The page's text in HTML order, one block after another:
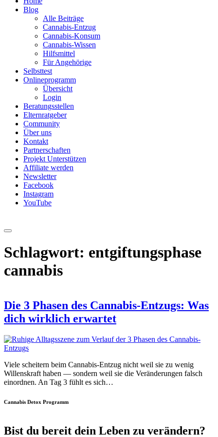
Blog
Alle Beiträge
Cannabis-Entzug
Cannabis-Konsum
Cannabis-Wissen
Hilfsmittel
Für Angehörige
Selbsttest
Onlineprogramm
Übersicht
Login
Beratungsstellen
Elternratgeber
Community
Über uns
Kontakt
Partnerschaften
Projekt Unterstützen
Affiliate werden
Newsletter
Facebook
Instagram
YouTube
Schlagwort: entgiftungsphase
cannabis
Die 3 Phasen des Cannabis-Entzugs: Was
dich wirklich erwartet
Viele scheitern beim Cannabis-Entzug nicht weil sie zu wenig
Willenskraft haben — sondern weil sie die Veränderungen falsch
einordnen. An Tag 3 fühlt es sich…
Cannabis Detox Programm
Bist du bereit dein Leben zu verändern?